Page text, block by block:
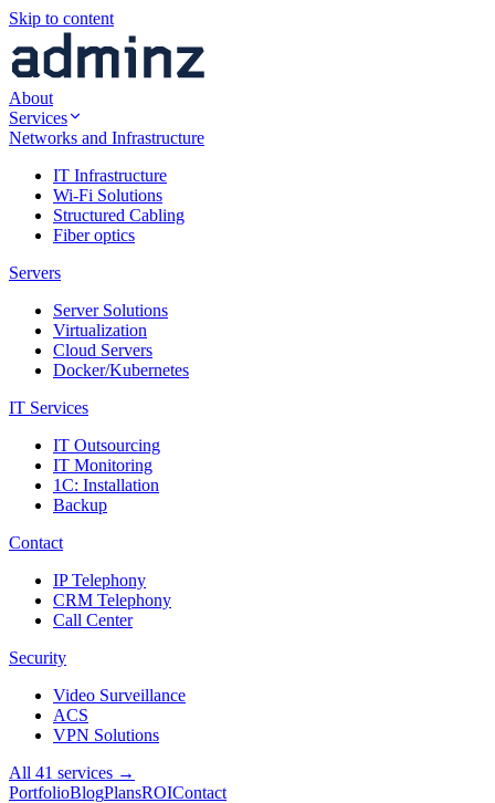
Skip to content
About
Services
Networks and Infrastructure
IT Infrastructure
Wi-Fi Solutions
Structured Cabling
Fiber optics
Servers
Server Solutions
Virtualization
Cloud Servers
Docker/Kubernetes
IT Services
IT Outsourcing
IT Monitoring
1C: Installation
Backup
Contact
IP Telephony
CRM Telephony
Call Center
Security
Video Surveillance
ACS
VPN Solutions
All 41 services →
PortfolioBlogPlansROIContact